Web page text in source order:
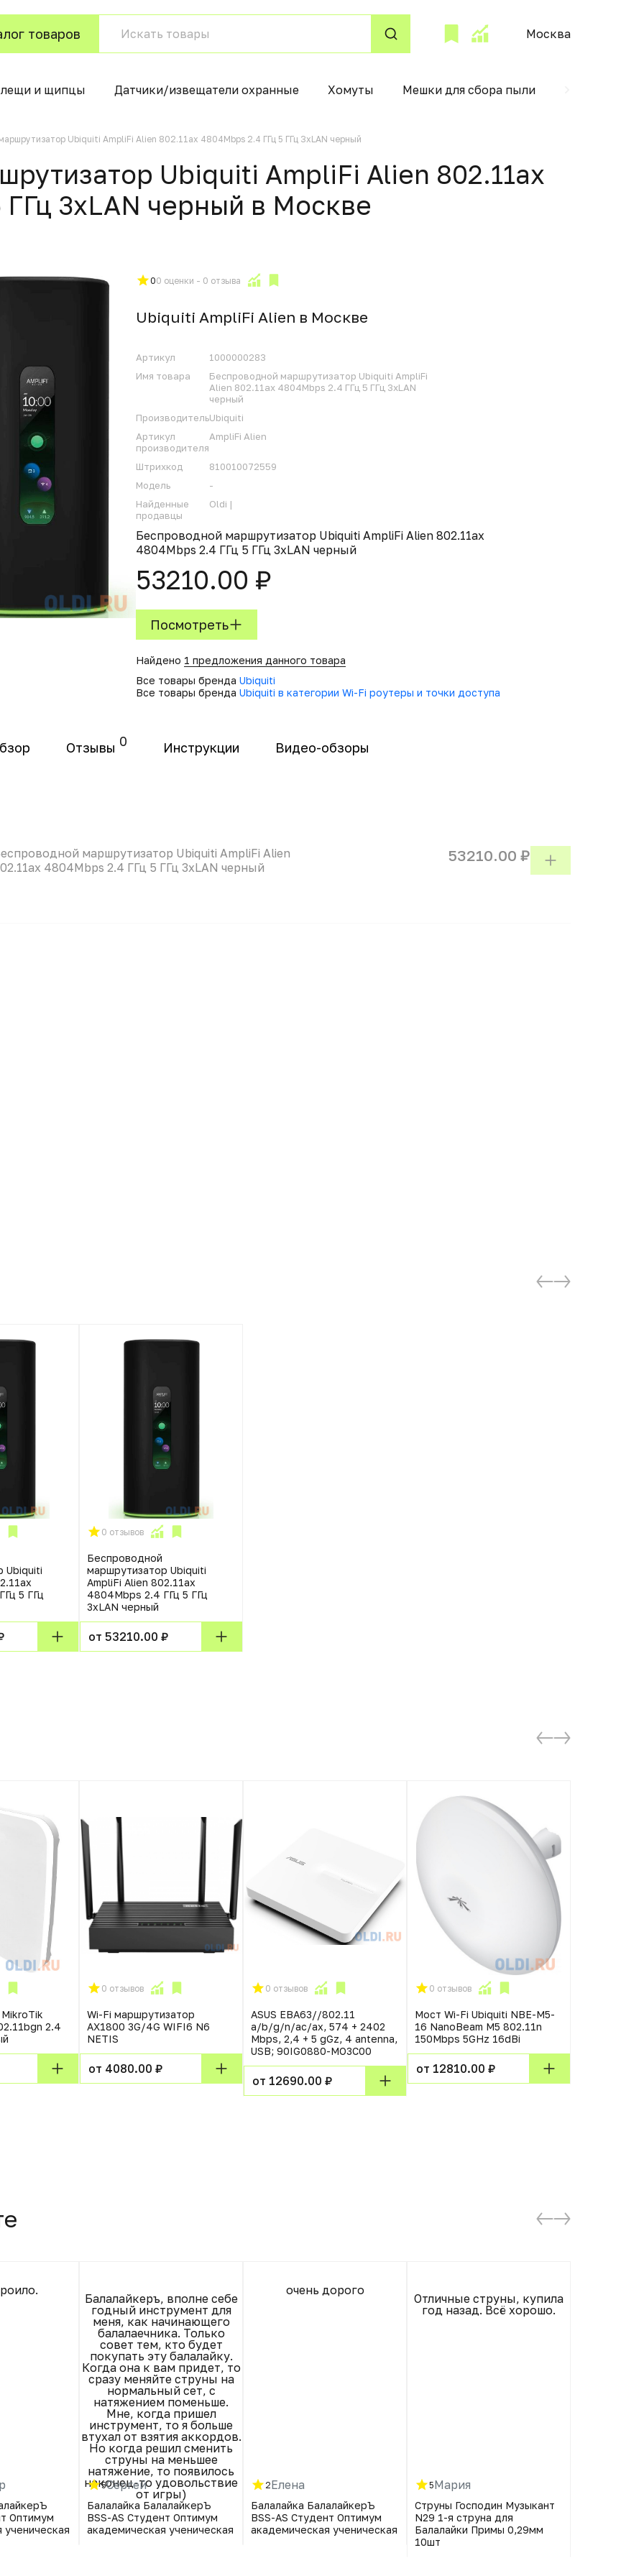
товаров Москва
и щипцы Датчики/извещатели охранные Хомуты Мешки для сбора пыли
Ubiquiti AmpliFi Alien 802.11ax 4804Mbps 2.4 ГГц 5 ГГц 3xLAN черный
Ubiquiti AmpliFi Alien 802.11ax
3xLAN черный в Москвe
00 оценки - 0 отзыва
Ubiquiti AmpliFi Alien в Москвe
Артикул
1000000283
Имя товара
Беспроводной маршрутизатор Ubiquiti AmpliFi
Alien 802.11ax 4804Mbps 2.4 ГГц 5 ГГц 3xLAN
черный
ПроизводительUbiquiti
Артикул
производителя
AmpliFi Alien
Штрихкод
810010072559
Модель
-
Найденные
продавцы
Oldi |
Беспроводной маршрутизатор Ubiquiti AmpliFi Alien 802.11ax
4804Mbps 2.4 ГГц 5 ГГц 3xLAN черный
53210.00 ₽
Посмотреть
Найдено 1 предложения данного товара
Все товары бренда Ubiquiti
Все товары бренда Ubiquiti в категории Wi-Fi роутеры и точки доступа
Отзывы 0 Инструкции Видео-обзоры
маршрутизатор Ubiquiti AmpliFi Alien
4804Mbps 2.4 ГГц 5 ГГц 3xLAN черный
53210.00 ₽
Ubiquiti
5 ГГц
0 отзывов
Беспроводной
маршрутизатор Ubiquiti
AmpliFi Alien 802.11ax
4804Mbps 2.4 ГГц 5 ГГц
3xLAN черный
от 53210.00 ₽
2.4
0 отзывов
Wi-Fi маршрутизатор
AX1800 3G/4G WIFI6 N6
NETIS
от 4080.00 ₽
0 отзывов
ASUS EBA63//802.11
a/b/g/n/ac/ax, 574 + 2402
Mbps, 2,4 + 5 gGz, 4 antenna,
USB; 90IG0880-MO3C00
от 12690.00 ₽
0 отзывов
Мост Wi-Fi Ubiquiti NBE-M5-
16 NanoBeam M5 802.11n
150Mbps 5GHz 16dBi
от 12810.00 ₽
Оптимум
ученическая
Балалайкеръ, вполне себе
годный инструмент для
меня, как начинающего
балалаечника. Только
совет тем, кто будет
покупать эту балалайку.
Когда она к вам придет, то
сразу меняйте струны на
нормальный сет, с
натяжением поменьше.
Мне, когда пришел
инструмент, то я больше
втухал от взятия аккордов.
Но когда решил сменить
струны на меньшее
натяжение, то появилось
наконец-то удовольствие
от игры)
5Сергей
Балалайка БалалайкерЪ
BSS-AS Студент Оптимум
академическая ученическая
очень дорого
2Елена
Балалайка БалалайкерЪ
BSS-AS Студент Оптимум
академическая ученическая
Отличные струны, купила
год назад. Всё хорошо.
5Мария
Струны Господин Музыкант
N29 1-я струна для
Балалайки Примы 0,29мм
10шт